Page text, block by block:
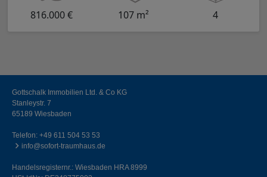
816.000 € 107 m² 4
Gottschalk Immobilien Ltd. & Co KG
Stanleystr. 7
65189 Wiesbaden
Telefon: +49 611 504 53 53
info@sofort-traumhaus.de
Handelsregisternr.: Wiesbaden HRA 8999